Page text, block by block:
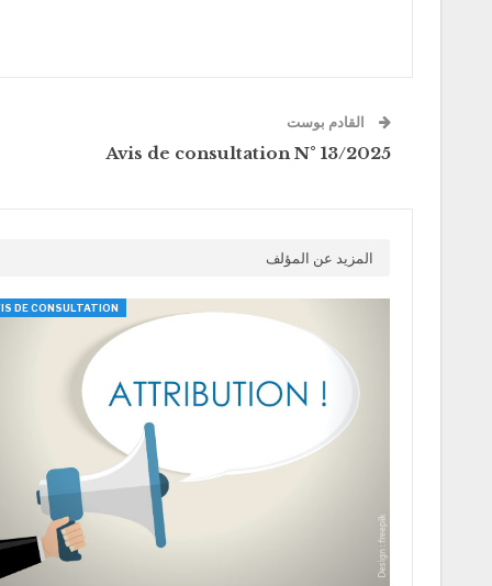
Avis de consultation N° 13/2025
المزيد عن المؤلف
DE CONSULTATION